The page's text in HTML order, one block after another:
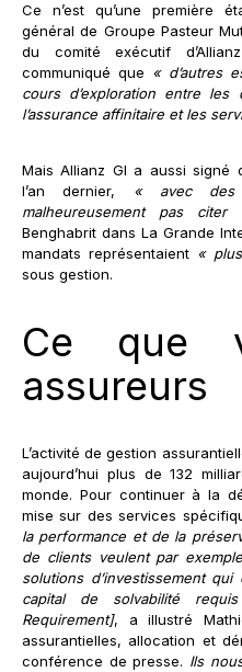
Ce n’est qu’une première
général de Groupe Pasteur
du comité exécutif
communiqué que « d’autres
cours d’exploration entre les
l’assurance affinitaire et les
Mais Allianz GI a aussi signé
l’an dernier, « avec
malheureusement pas
Benghabrit dans La Grande
mandats représentaient «
sous gestion.
Ce que
assureurs
L’activité de gestion
aujourd’hui plus de 132
monde. Pour continuer à la
mise sur des services
la performance et de la
de clients veulent par
solutions d’investissement
capital de solvabilité
Requirement], a illustré
assurantielles, allocation et
conférence de presse. Ils